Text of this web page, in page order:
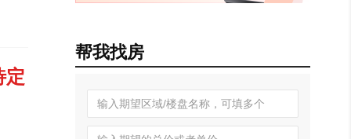
定
帮我找房